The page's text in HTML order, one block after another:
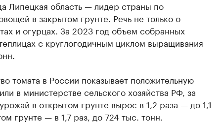
Липецкая область — лидер страны по
в закрытом грунте. Речь не только о
и огурцах. За 2023 год объем собранных
с круглогодичным циклом выращивания
томата в России показывает положительную
в министерстве сельского хозяйства РФ, за
в открытом грунте вырос в 1,2 раза — до 1,1
грунте — в 1,7 раз, до 724 тыс. тонн.